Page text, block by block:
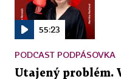
55:23
PODCAST PODPÁSOVKA
Utajený problém.